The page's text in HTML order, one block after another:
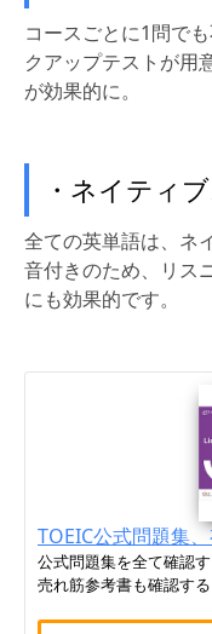
コースごとに1問で
クアップテストが用
が効果的に。
・ネイティ
全ての英単語は、ネ
音付きのため、リス
にも効果的です。
TOEIC公式問題集
公式問題集を全て確認
売れ筋参考書も確認する